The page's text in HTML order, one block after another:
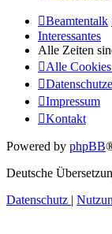
Beamtentalk
Interessantes
Alle Zeiten
Alle
Impressum
Kontakt
Powered by phpBB
Deutsche
Datenschutz |